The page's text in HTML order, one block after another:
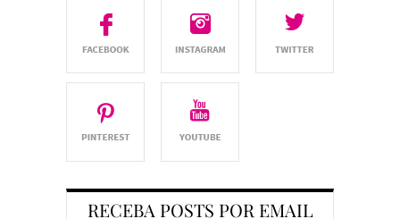
RECEBA POSTS POR EMAIL